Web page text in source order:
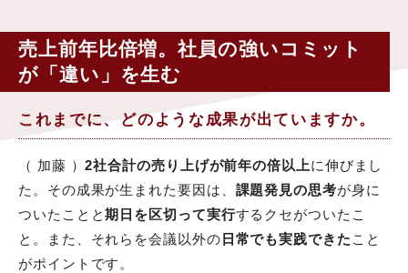
売上前年比倍増。社員の強いコミット
が「違い」を生む
これまでに、どのような成果が出ていますか。
（ 加藤 ）2社合計の売り上げが前年の倍以上に伸びまし
た。その成果が生まれた要因は、 課題発見の思考が身に
ついたことと期日を区切って実行するクセがついたこ
と。また、それらを会議以外の 日常でも実践できた こと
がポイントです。